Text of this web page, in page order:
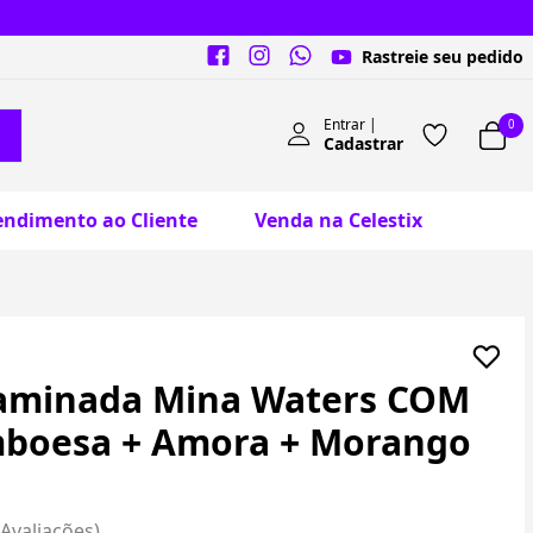
Rastreie seu pedido
Entrar |
Cadastrar
0
ao Cliente Venda na Celestix
Mina Waters COM
+ Amora + Morango